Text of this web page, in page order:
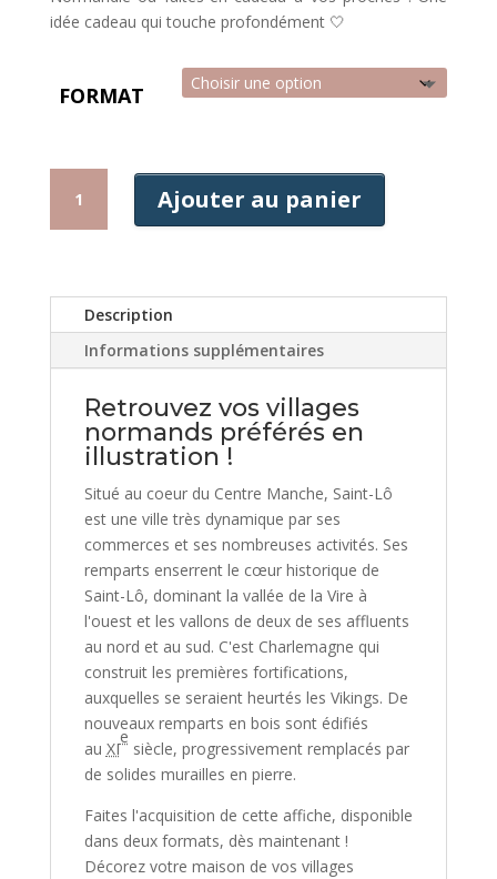
idée cadeau qui touche profondément 🤍
FORMAT
QUANTITÉ
AFFICHE
Ajouter au panier
Description
Informations supplémentaires
Retrouvez vos villages
normands préférés en
illustration !
Situé au coeur du Centre Manche, Saint-Lô
est une ville très dynamique par ses
commerces et ses nombreuses activités. Ses
remparts enserrent le cœur historique de
Saint-Lô, dominant la vallée de la Vire à
l'ouest et les vallons de deux de ses affluents
au nord et au sud. C'est Charlemagne qui
construit les premières fortifications,
auxquelles se seraient heurtés les Vikings. De
nouveaux remparts en bois sont édifiés
au XI
e
siècle, progressivement remplacés par
de solides murailles en pierre.
Faites l'acquisition de cette affiche, disponible
dans deux formats, dès maintenant !
Décorez votre maison de vos villages